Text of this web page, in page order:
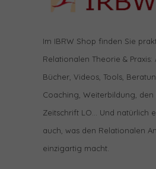
Im IBRW Shop finden Sie
Relationalen Theorie & Praxis:
Bücher, Videos, Tools,
Coaching, Weiterbildung, den
Zeitschrift LO… Und natürlich
auch, was den Relationalen
einzigartig macht.